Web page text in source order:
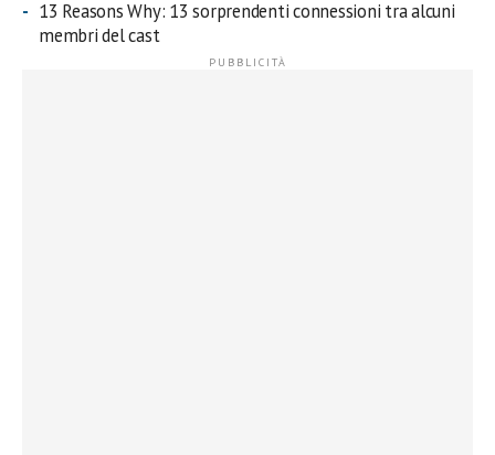
13 Reasons Why: 13 sorprendenti connessioni tra alcuni
membri del cast